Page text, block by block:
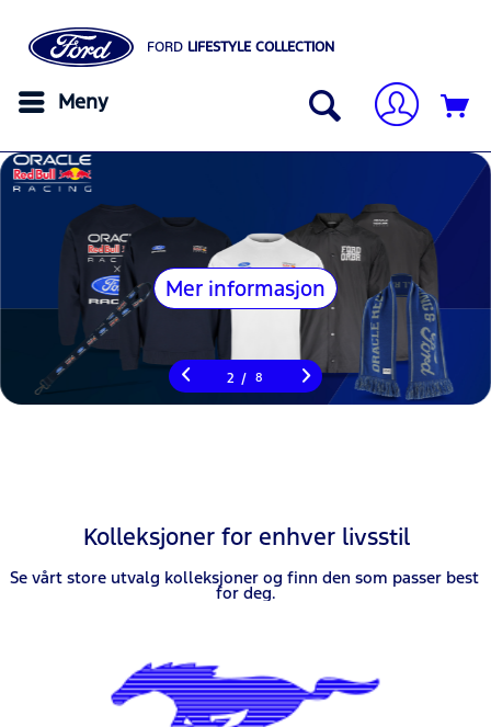
FORD LIFESTYLE COLLECTION
Meny
Mer informasjon
2 / 8
Kolleksjoner for enhver livsstil
Se vårt store utvalg kolleksjoner og finn den som passer best
for deg.